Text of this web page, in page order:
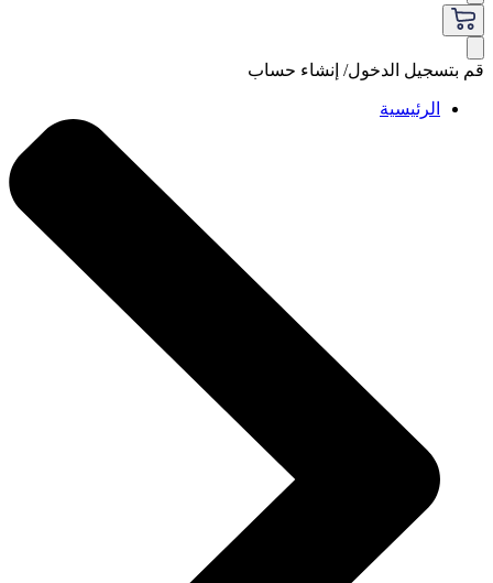
قم بتسجيل الدخول/ إنشاء حساب
الرئيسية